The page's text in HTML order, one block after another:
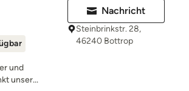
und
unser...
Nachricht
Steinbrinkstr. 28,
46240 Bottrop